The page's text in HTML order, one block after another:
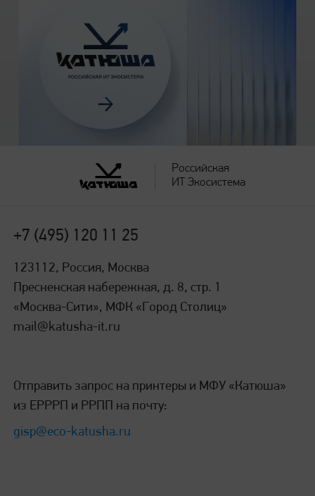
Российская
ИТ Экосистема
+7 (495) 120 11 25
123112, Россия, Москва
Пресненская набережная, д. 8, стр. 1
«Москва-Сити», МФК «Город Столиц»
mail@katusha-it.ru
Отправить запрос на принтеры и МФУ «Катюша»
из ЕРРРП и РРПП на почту:
gisp@eco-katusha.ru